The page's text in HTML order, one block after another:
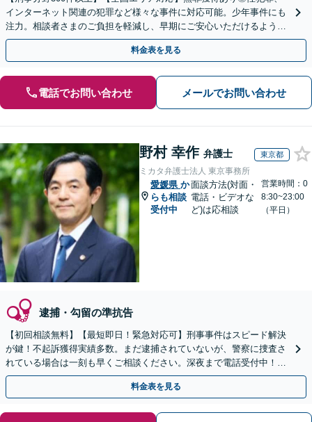
インターネット関連の犯罪など様々な事件に対応可能。少年事件にも
注力。相談者さまのご負担を軽減し、早期にご安心いただけるよう尽
力します【遠方のご依頼可】【裁判員裁判の経験あり】
料金表を見る
電話でお問い合わせ メールでお問い合わせ
野村 幸作 弁護士 東京都
ミカタ弁護士法人 東京事務所
愛媛県 か
らも相談
受付中
面談方法(対面・
電話・ビデオな
ど)は応相談
営業時間：0
8:30~23:00
（平日）
逮捕・勾留の準抗告
【初回相談無料】【最短即日！緊急対応可】刑事事件はスピード解決
が鍵！不起訴獲得実績多数。まだ逮捕されていないが、警察に捜査さ
れている場合は一刻も早くご相談ください。深夜まで電話受付中！痴
漢／盗撮／のぞき／その他性犯罪など
料金表を見る